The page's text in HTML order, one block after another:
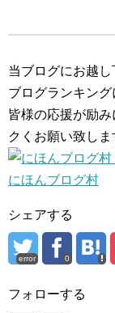
当ブログにお越し
ブログランキング
皆様の応援が励
クくお願い致しま
にほんブログ村
シェアする
error 0
フォローする